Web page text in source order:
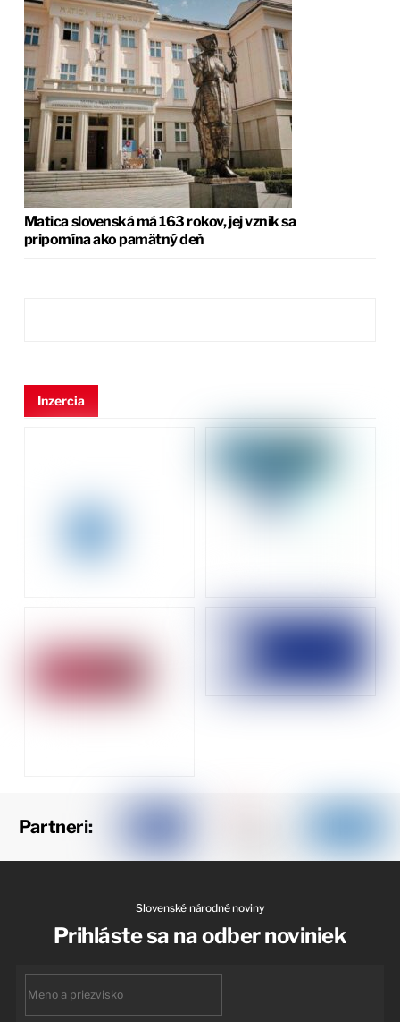
Matica slovenská má 163 rokov, jej vznik sa
pripomína ako pamätný deň
Inzercia
Partneri:
Slovenské národné noviny
Prihláste sa na odber noviniek